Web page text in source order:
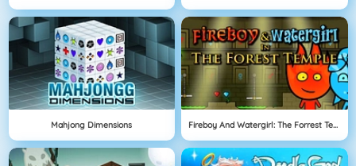
Mahjong Dimensions Fireboy And Watergirl: The Forrest Temple